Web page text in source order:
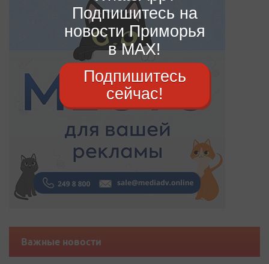
Важные новости
Подпишитесь на
новости Приморья
в MAX!
Подпишитесь
сейчас!